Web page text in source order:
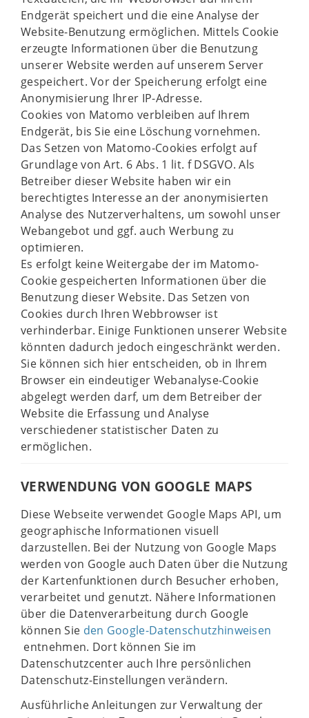
Endgerät speichert und die eine Analyse der
Website-Benutzung ermöglichen. Mittels Cookie
erzeugte Informationen über die Benutzung
unserer Website werden auf unserem Server
gespeichert. Vor der Speicherung erfolgt eine
Anonymisierung Ihrer IP-Adresse.
Cookies von Matomo verbleiben auf Ihrem
Endgerät, bis Sie eine Löschung vornehmen.
Das Setzen von Matomo-Cookies erfolgt auf
Grundlage von Art. 6 Abs. 1 lit. f DSGVO. Als
Betreiber dieser Website haben wir ein
berechtigtes Interesse an der anonymisierten
Analyse des Nutzerverhaltens, um sowohl unser
Webangebot und ggf. auch Werbung zu
optimieren.
Es erfolgt keine Weitergabe der im Matomo-
Cookie gespeicherten Informationen über die
Benutzung dieser Website. Das Setzen von
Cookies durch Ihren Webbrowser ist
verhinderbar. Einige Funktionen unserer Website
könnten dadurch jedoch eingeschränkt werden.
Sie können sich hier entscheiden, ob in Ihrem
Browser ein eindeutiger Webanalyse-Cookie
abgelegt werden darf, um dem Betreiber der
Website die Erfassung und Analyse
verschiedener statistischer Daten zu
ermöglichen.
VERWENDUNG VON GOOGLE MAPS
Diese Webseite verwendet Google Maps API, um
geographische Informationen visuell
darzustellen. Bei der Nutzung von Google Maps
werden von Google auch Daten über die Nutzung
der Kartenfunktionen durch Besucher erhoben,
verarbeitet und genutzt. Nähere Informationen
über die Datenverarbeitung durch Google
können Sie den Google-Datenschutzhinweisen
entnehmen. Dort können Sie im
Datenschutzcenter auch Ihre persönlichen
Datenschutz-Einstellungen verändern.
Ausführliche Anleitungen zur Verwaltung der